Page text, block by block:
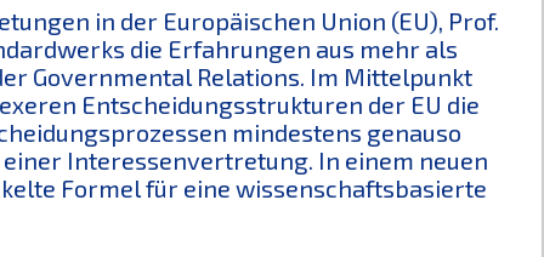
in der Europäischen Union (EU), Prof.
die Erfahrungen aus mehr als
Governmental Relations. Im Mittelpunkt
Entscheidungsstrukturen der EU die
mindestens genauso
Interessenvertretung. In einem neuen
Formel für eine wissenschaftsbasierte